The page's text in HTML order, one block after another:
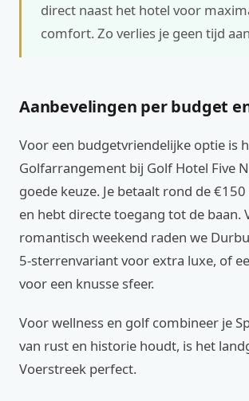
direct naast het hotel voor
comfort. Zo verlies je geen tijd
Aanbevelingen per budget
Voor een budgetvriendelijke optie is
Golfarrangement bij Golf Hotel Five
goede keuze. Je betaalt rond de
en hebt directe toegang tot de baan.
romantisch weekend raden we
5-sterrenvariant voor extra luxe, of
voor een knusse sfeer.
Voor wellness en golf combineer je
van rust en historie houdt, is het
Voerstreek perfect.